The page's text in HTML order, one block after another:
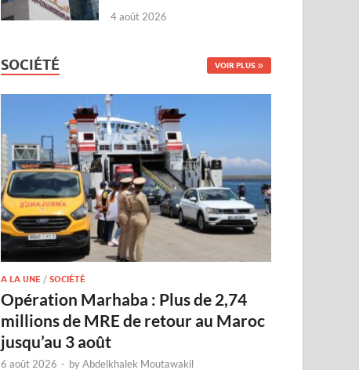
4 août 2026
SOCIÉTÉ VOIR PLUS
A LA UNE /SOCIÉTÉ
Opération Marhaba : Plus de 2,74
millions de MRE de retour au Maroc
jusqu’au 3 août
6 août 2026 - byAbdelkhalek Moutawakil